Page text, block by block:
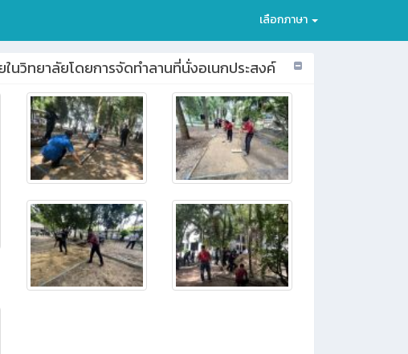
เลือกภาษา
วิทยาลัยโดยการจัดทำลานที่นั่งอเนกประสงค์